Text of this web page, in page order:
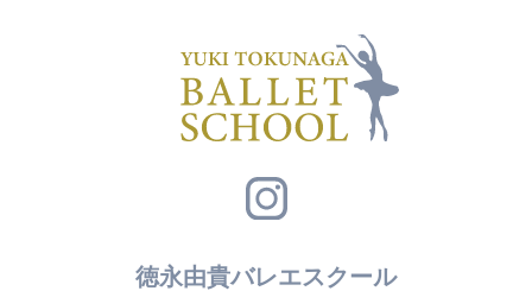
徳永由貴バレエスクール